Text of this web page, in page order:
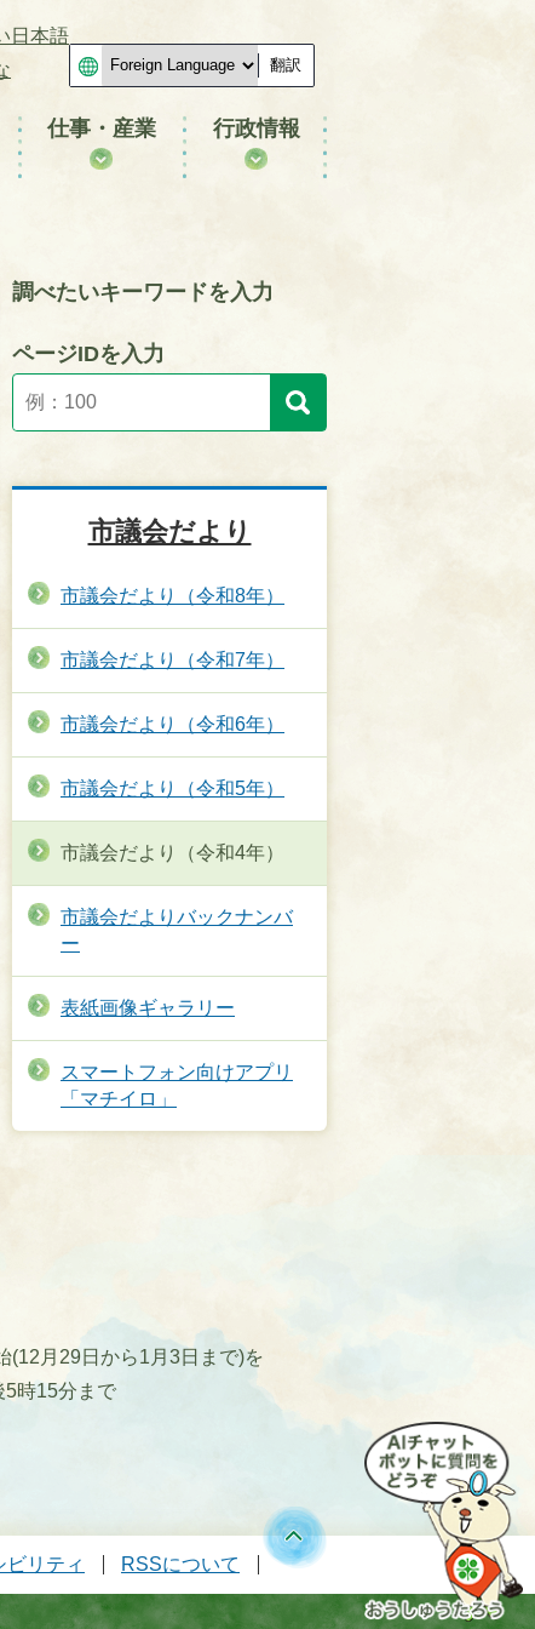
日本語
翻訳
仕事・産業 行政情報
調べたいキーワードを入力
ページIDを入力
市議会だより
市議会だより（令和8年）
市議会だより（令和7年）
市議会だより（令和6年）
市議会だより（令和5年）
市議会だより（令和4年）
市議会だよりバックナンバ
ー
表紙画像ギャラリー
スマートフォン向けアプリ
「マチイロ」
(12月29日から1月3日まで)を
5時15分まで
ビリティ RSSについて